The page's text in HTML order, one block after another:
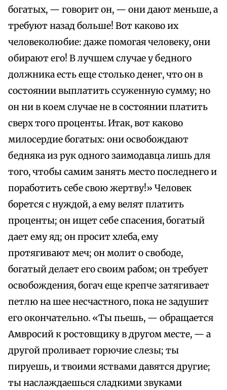
богатых, — говорит он, — они дают меньше, а
требуют назад больше! Вот каково их
человеколюбие: даже помогая человеку, они
обирают его! В лучшем случае у бедного
должника есть еще столько денег, что он в
состоянии выплатить ссуженную сумму; но
он ни в коем случае не в состоянии платить
сверх того проценты. Итак, вот каково
милосердие богатых: они освобождают
бедняка из рук одного заимодавца лишь для
того, чтобы самим занять место последнего и
поработить себе свою жертву!» Человек
борется с нуждой, а ему велят платить
проценты; он ищет себе спасения, богатый
дает ему яд; он просит хлеба, ему
протягивают меч; он молит о свободе,
богатый делает его своим рабом; он требует
освобождения, богач еще крепче затягивает
петлю на шее несчастного, пока не задушит
его окончательно. «Ты пьешь, — обращается
Амвросий к ростовщику в другом месте, — а
другой проливает горючие слезы; ты
пируешь, и твоими яствами давятся другие;
ты наслаждаешься сладкими звуками